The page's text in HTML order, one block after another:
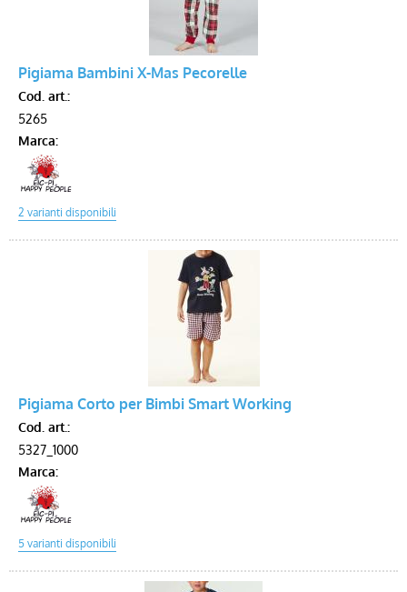
Pigiama Bambini X-Mas Pecorelle
Cod. art.:
5265
Marca:
Pigiama Corto per Bimbi Smart Working
Cod. art.:
5327_1000
Marca: